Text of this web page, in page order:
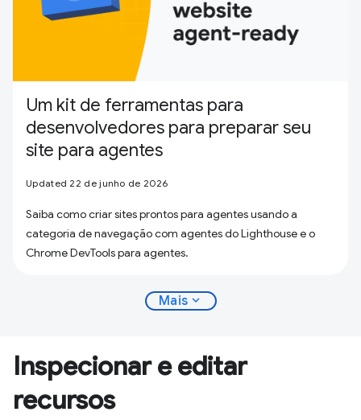
Um kit de ferramentas para
desenvolvedores para preparar seu
site para agentes
Updated 22 de junho de 2026
Saiba como criar sites prontos para agentes usando a
categoria de navegação com agentes do Lighthouse e o
Chrome DevTools para agentes.
Mais expand_more
Inspecionar e editar
recursos